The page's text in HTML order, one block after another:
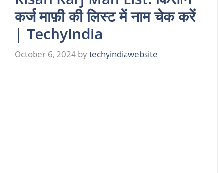
कर्ज माफ़ी की लिस्ट में नाम चेक करें
| TechyIndia
October 6, 2024 bytechyindiawebsite